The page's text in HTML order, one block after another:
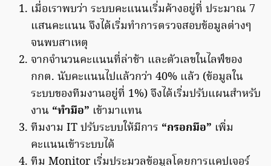
เมื่อเราพบว่า ระบบคะแนนเริ่มค้างอยู่ที่ ประมาณ 7
แสนคะแนน จึงได้เริ่มทำการตรวจสอบข้อมูลต่างๆ
จนพบสาเหตุ
จากจำนวนคะแนนที่ล่าช้า และตัวเลขในไลฟ์ของ
กกต. นับคะแนนไปแล้วกว่า 40% แล้ว (ข้อมูลใน
ระบบของทีมงานอยู่ที่ 1%) จึงได้เริ่มปรับแผนสำหรับ
งาน “ทำมือ” เข้ามาแทน
ทีมงาม IT ปรับระบบให้มีการ “กรอกมือ” เพิ่ม
คะแนนเข้าระบบได้
ทีม Monitor เริ่มประมวลข้อมูลโดยการแคปเจอร์